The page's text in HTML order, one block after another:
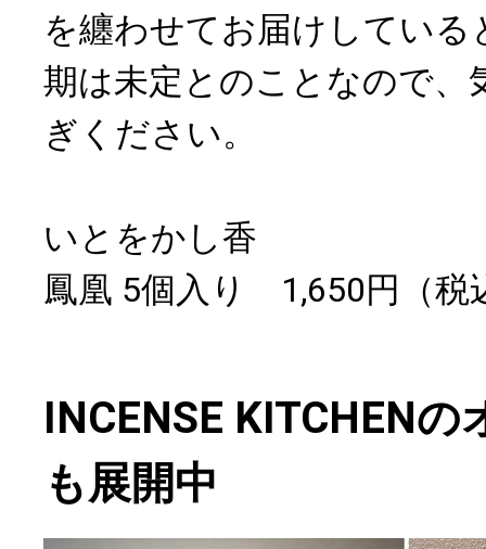
を纏わせてお届けしている
期は未定とのことなので、
ぎください。
いとをかし香
鳳凰 5個入り 1,650円（税
INCENSE KITCHEN
も展開中